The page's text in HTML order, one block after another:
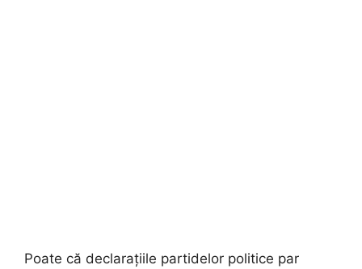
Poate că declarațiile partidelor politice par